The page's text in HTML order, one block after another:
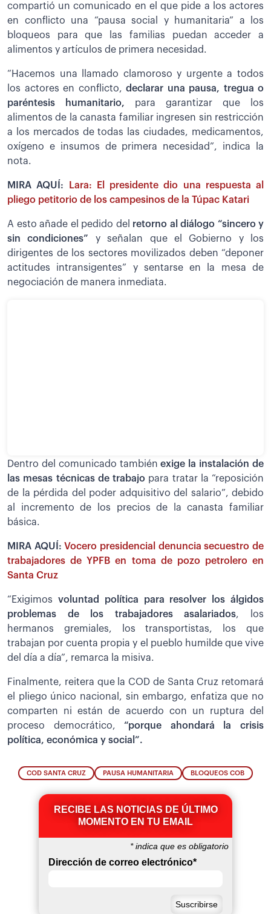
compartió un comunicado en el que pide a los actores
en conflicto una “pausa social y humanitaria” a los
bloqueos para que las familias puedan acceder a
alimentos y artículos de primera necesidad.
“Hacemos una llamado clamoroso y urgente a todos
los actores en conflicto, declarar una pausa, tregua o
paréntesis humanitario, para garantizar que los
alimentos de la canasta familiar ingresen sin restricción
a los mercados de todas las ciudades, medicamentos,
oxígeno e insumos de primera necesidad”, indica la
nota.
MIRA AQUÍ:
Lara: El presidente dio una respuesta al
pliego petitorio de los campesinos de la Túpac Katari
A esto añade el pedido del retorno al diálogo “sincero y
sin condiciones” y señalan que el Gobierno y los
dirigentes de los sectores movilizados deben “deponer
actitudes intransigentes” y sentarse en la mesa de
negociación de manera inmediata.
Dentro del comunicado tambiénexige la instalación de
las mesas técnicas de trabajo para tratar la “reposición
de la pérdida del poder adquisitivo del salario”, debido
al incremento de los precios de la canasta familiar
básica.
MIRA AQUÍ:Vocero presidencial denuncia secuestro de
trabajadores de YPFB en toma de pozo petrolero en
Santa Cruz
“Exigimos voluntad política para resolver los álgidos
problemas de los trabajadores asalariados, los
hermanos gremiales, los transportistas, los que
trabajan por cuenta propia y el pueblo humilde que vive
del día a día”, remarca la misiva.
Finalmente, reitera que la COD de Santa Cruz retomará
el pliego único nacional, sin embargo, enfatiza que no
comparten ni están de acuerdo con un ruptura del
proceso democrático,“porque ahondará la crisis
política, económica y social”.
COD SANTA CRUZ PAUSA HUMANITARIA BLOQUEOS COB
RECIBE LAS NOTICIAS DE ÚLTIMO
MOMENTO EN TU EMAIL
*indica que es obligatorio
Dirección de correo electrónico*